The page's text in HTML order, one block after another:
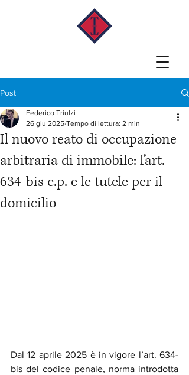
Post
Il nuovo reato di occupazione
arbitraria di immobile: l’art.
634-bis c.p. e le tutele per il
domicilio
Federico Triulzi
26 giu 2025 Tempo di lettura: 2 min
Dal 12 aprile 2025 è in vigore l’art. 634-
bis del codice penale, norma introdotta